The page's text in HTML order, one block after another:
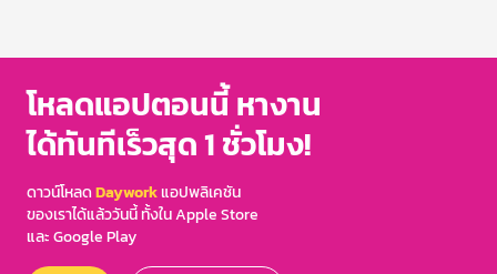
โหลดแอปตอนนี้ หางาน
ได้ทันทีเร็วสุด 1 ชั่วโมง!
ดาวน์โหลดDayworkแอปพลิเคชัน
ของเราได้แล้ววันนี้ ทั้งใน Apple Store
และ Google Play